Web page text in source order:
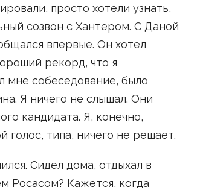
просто хотели узнать,
созвон с Хантером. С Даной
впервые. Он хотел
рекорд, что я
мне собеседование, было
Я ничего не слышал. Они
кандидата. Я, конечно,
голос, типа, ничего не решает.
Сидел дома, отдыхал в
Росасом? Кажется, когда